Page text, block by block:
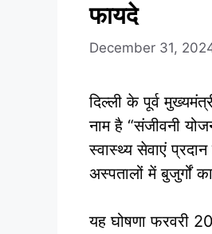
फायदे
December 31,
दिल्ली के पूर्व
नाम है “संजीवनी
स्वास्थ्य सेवाएं
अस्पतालों में बुजुर्गों
यह घोषणा फरवरी